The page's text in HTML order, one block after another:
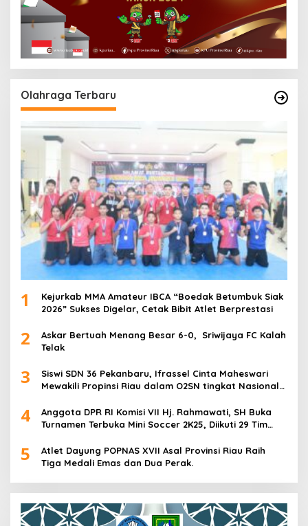
Olahraga Terbaru
1
Kejurkab MMA Amateur IBCA “Boedak Betumbuk Siak
2026” Sukses Digelar, Cetak Bibit Atlet Berprestasi
2
Askar Bertuah Menang Besar 6-0, Sriwijaya FC Kalah
Telak
3
Siswi SDN 36 Pekanbaru, Ifrassel Cinta Maheswari
Mewakili Propinsi Riau dalam O2SN tingkat Nasional
4
Anggota DPR RI Komisi VII Hj. Rahmawati, SH Buka
Turnamen Terbuka Mini Soccer 2K25, Diikuti 29 Tim
5
Atlet Dayung POPNAS XVII Asal Provinsi Riau Raih
Tiga Medali Emas dan Dua Perak.